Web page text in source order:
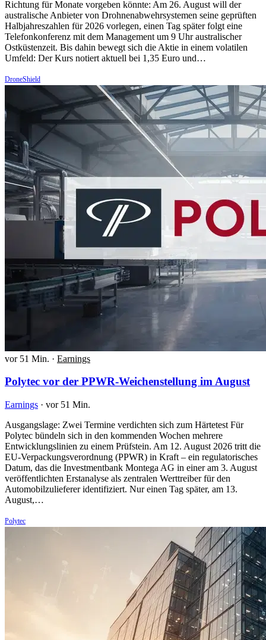
Richtung für Monate vorgeben könnte: Am 26. August will der
australische Anbieter von Drohnenabwehrsystemen seine geprüften
Halbjahreszahlen für 2026 vorlegen, einen Tag später folgt eine
Telefonkonferenz mit dem Management um 9 Uhr australischer
Ostküstenzeit. Bis dahin bewegt sich die Aktie in einem volatilen
Umfeld: Der Kurs notiert aktuell bei 1,35 Euro und…
DroneShield
vor 51 Min. · Earnings
Polytec vor der PPWR-Weichenstellung im August
Earnings · vor 51 Min.
Ausgangslage: Zwei Termine verdichten sich zum Härtetest Für
Polytec bündeln sich in den kommenden Wochen mehrere
Entwicklungslinien zu einem Prüfstein. Am 12. August 2026 tritt die
EU-Verpackungsverordnung (PPWR) in Kraft – ein regulatorisches
Datum, das die Investmentbank Montega AG in einer am 3. August
veröffentlichten Erstanalyse als zentralen Werttreiber für den
Automobilzulieferer identifiziert. Nur einen Tag später, am 13.
August,…
Polytec